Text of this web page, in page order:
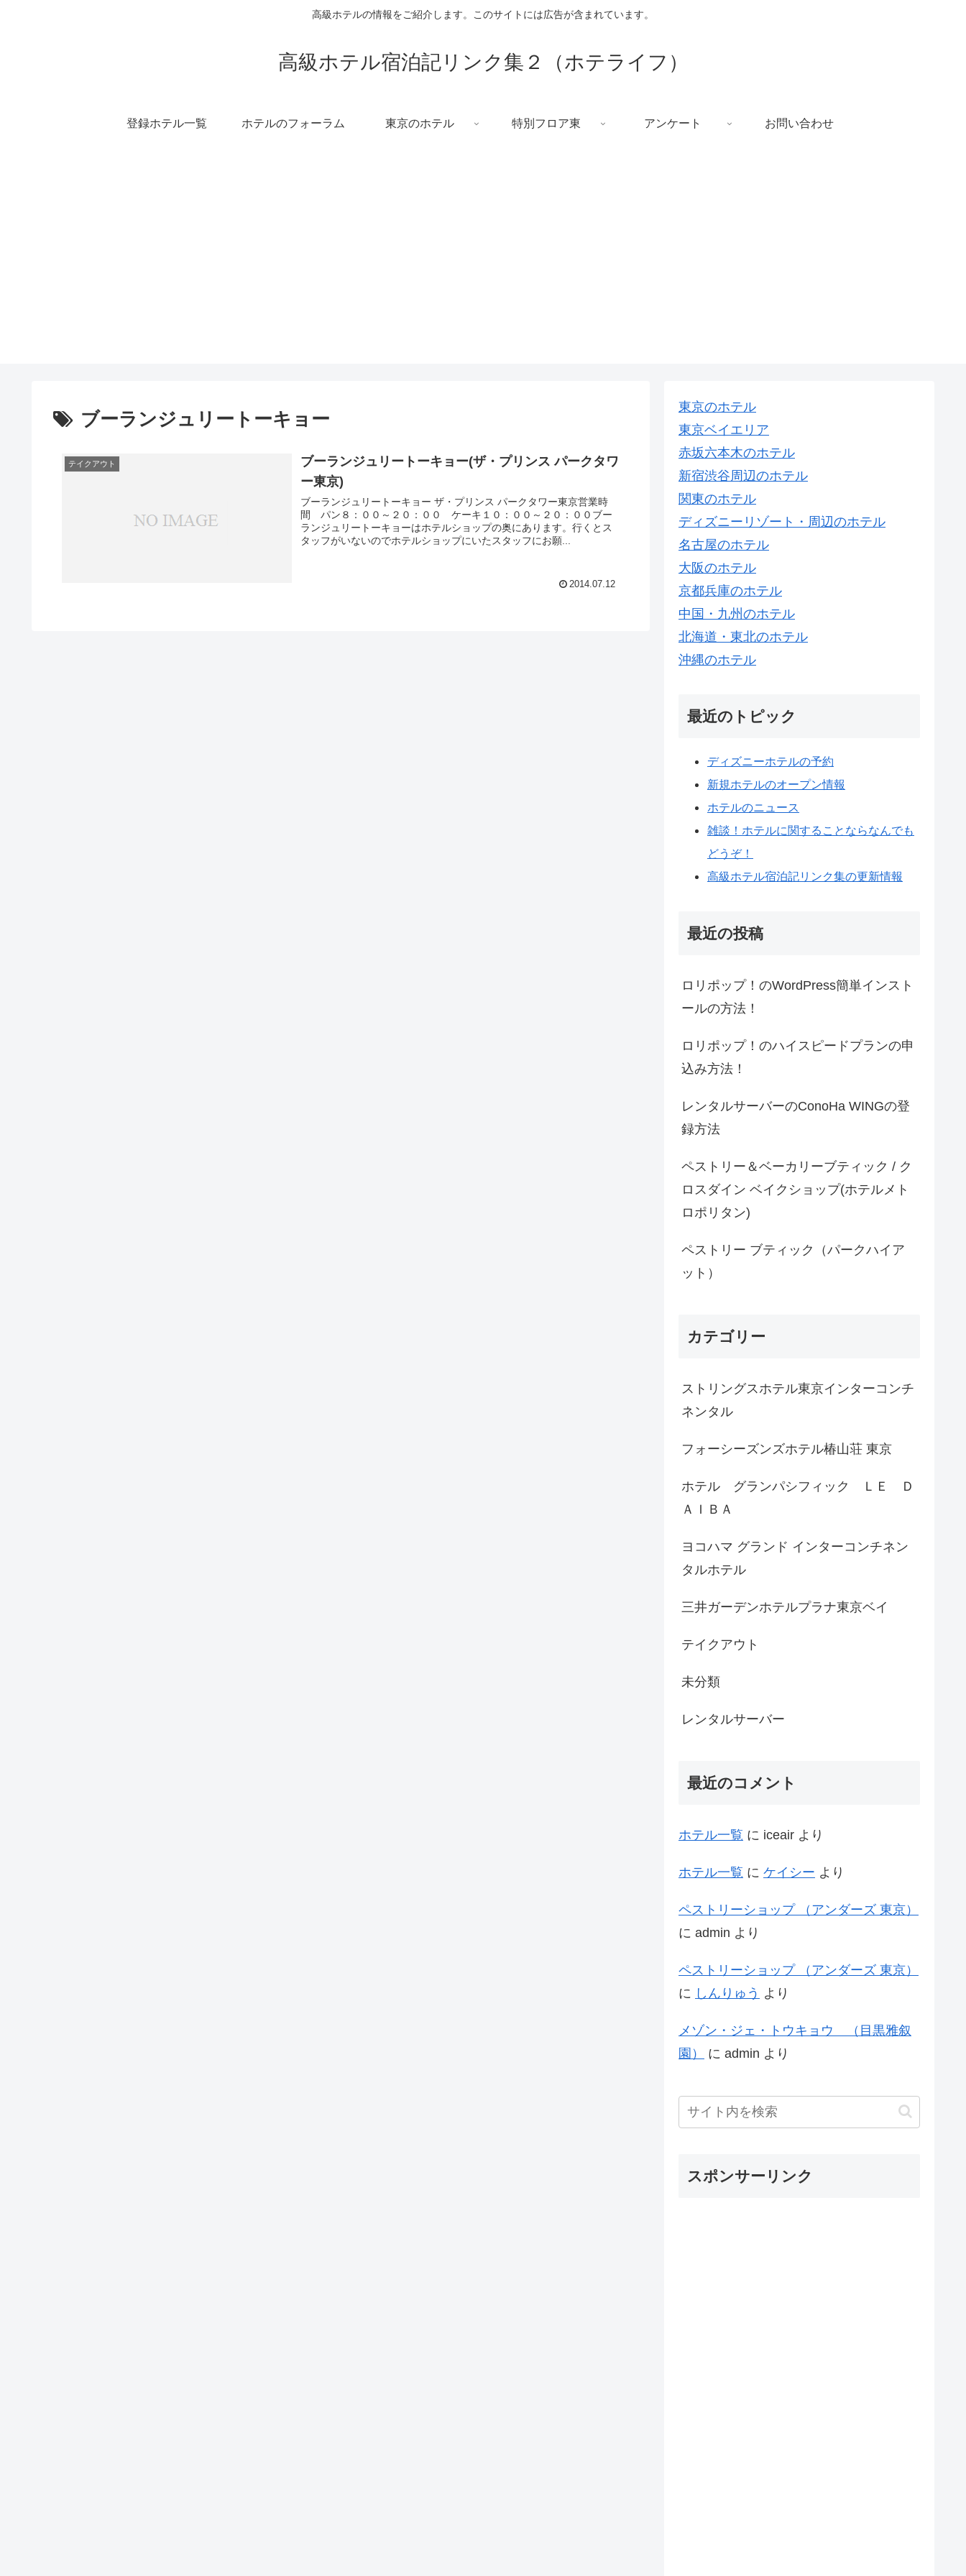
高級ホテルの情報をご紹介します。このサイトには広告が含まれています。
高級ホテル宿泊記リンク集２（ホテライフ）
登録ホテル一覧 ホテルのフォーラム 東京のホテル 特別フロア東 アンケート お問い合わせ
ブーランジュリートーキョー
テイクアウト
ブーランジュリートーキョー(ザ・プリンス パークタワ
ー東京)
ブーランジュリートーキョー ザ・プリンス パークタワー東京営業時
間 パン８：００～２０：００ ケーキ１０：００～２０：００ブー
ランジュリートーキョーはホテルショップの奥にあります。行くとス
タッフがいないのでホテルショップにいたスタッフにお願...
2014.07.12
東京のホテル
東京ベイエリア
赤坂六本木のホテル
新宿渋谷周辺のホテル
関東のホテル
ディズニーリゾート・周辺のホテル
名古屋のホテル
大阪のホテル
京都兵庫のホテル
中国・九州のホテル
北海道・東北のホテル
沖縄のホテル
最近のトピック
ディズニーホテルの予約
新規ホテルのオープン情報
ホテルのニュース
雑談！ホテルに関することならなんでも
どうぞ！
高級ホテル宿泊記リンク集の更新情報
最近の投稿
ロリポップ！のWordPress簡単インスト
ールの方法！
ロリポップ！のハイスピードプランの申
込み方法！
レンタルサーバーのConoHa WINGの登
録方法
ペストリー＆ベーカリーブティック / ク
ロスダイン ベイクショップ(ホテルメト
ロポリタン)
ペストリー ブティック（パークハイア
ット）
カテゴリー
ストリングスホテル東京インターコンチ
ネンタル
フォーシーズンズホテル椿山荘 東京
ホテル グランパシフィック ＬＥ Ｄ
ＡＩＢＡ
ヨコハマ グランド インターコンチネン
タルホテル
三井ガーデンホテルプラナ東京ベイ
テイクアウト
未分類
レンタルサーバー
最近のコメント
ホテル一覧 に iceair より
ホテル一覧 に ケイシー より
ペストリーショップ （アンダーズ 東京）
に admin より
ペストリーショップ （アンダーズ 東京）
に しんりゅう より
メゾン・ジェ・トウキョウ （目黒雅叙
園）
に admin より
スポンサーリンク